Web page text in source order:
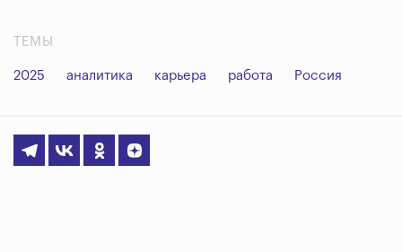
ТЕМЫ
2025 аналитика карьера работа Россия